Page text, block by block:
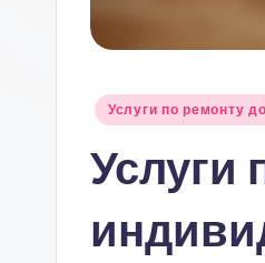
Posted
Услуги по ремонту
Услуги